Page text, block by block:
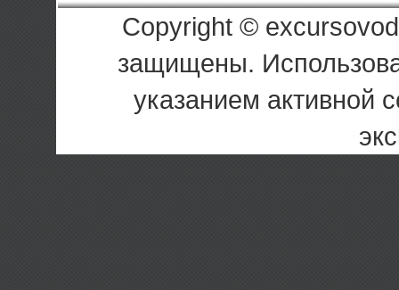
Copyright ©
защищены.
указанием активной